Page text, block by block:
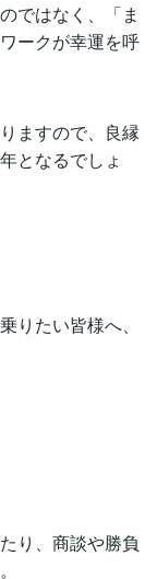
ではなく、「ま
ークが幸運を呼
ますので、良縁
となるでしょ
りたい皆様へ、
り、商談や勝負